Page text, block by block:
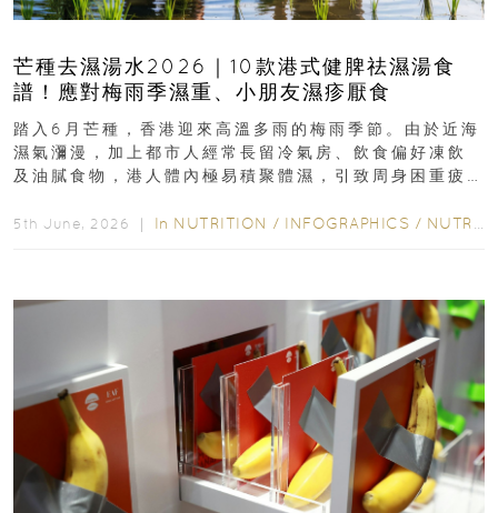
芒種去濕湯水2026｜10款港式健脾祛濕湯食
譜！應對梅雨季濕重、小朋友濕疹厭食
踏入6月芒種，香港迎來高溫多雨的梅雨季節。由於近海
濕氣瀰漫，加上都市人經常長留冷氣房、飲食偏好凍飲
及油膩食物，港人體內極易積聚體濕，引致周身困重疲
狀...
5th June, 2026 ｜ In NUTRITION / INFOGRAPHICS / NUTRITION